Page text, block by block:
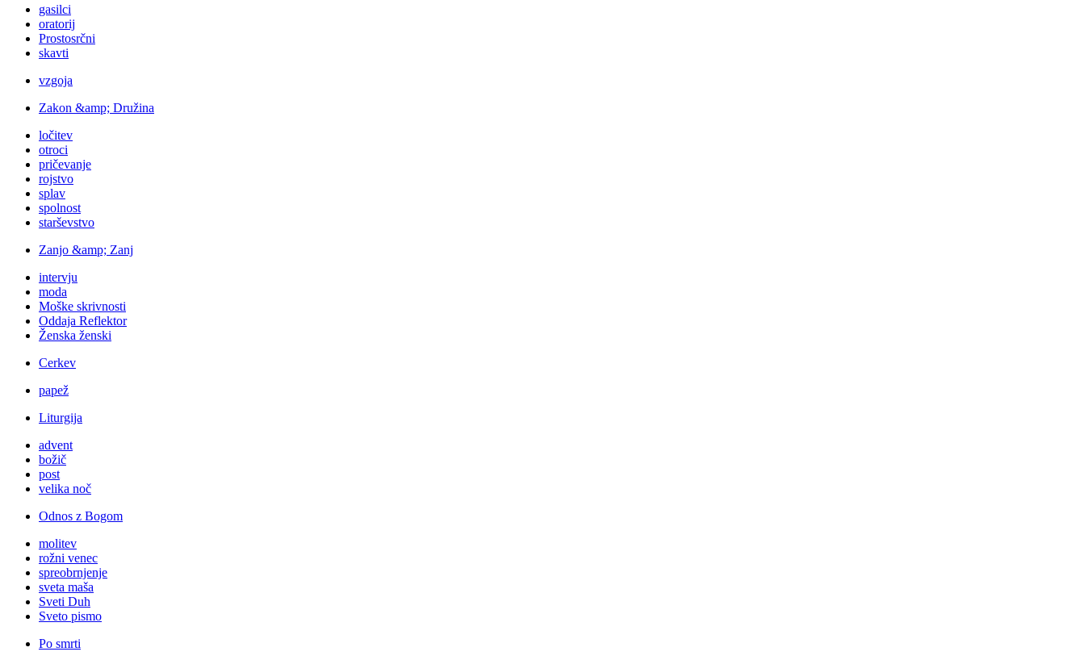
gasilci
oratorij
Prostosrčni
skavti
vzgoja
Zakon &amp; Družina
ločitev
otroci
pričevanje
rojstvo
splav
spolnost
starševstvo
Zanjo &amp; Zanj
intervju
moda
Moške skrivnosti
Oddaja Reflektor
Ženska ženski
Cerkev
papež
Liturgija
advent
božič
post
velika noč
Odnos z Bogom
molitev
rožni venec
spreobrnjenje
sveta maša
Sveti Duh
Sveto pismo
Po smrti